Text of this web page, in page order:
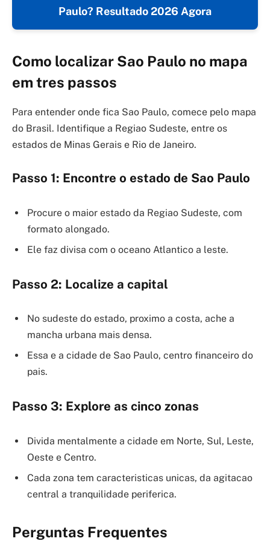
Paulo? Resultado 2026 Agora
Como localizar Sao Paulo no mapa
em tres passos
Para entender onde fica Sao Paulo, comece pelo mapa
do Brasil. Identifique a Regiao Sudeste, entre os
estados de Minas Gerais e Rio de Janeiro.
Passo 1: Encontre o estado de Sao Paulo
Procure o maior estado da Regiao Sudeste, com
formato alongado.
Ele faz divisa com o oceano Atlantico a leste.
Passo 2: Localize a capital
No sudeste do estado, proximo a costa, ache a
mancha urbana mais densa.
Essa e a cidade de Sao Paulo, centro financeiro do
pais.
Passo 3: Explore as cinco zonas
Divida mentalmente a cidade em Norte, Sul, Leste,
Oeste e Centro.
Cada zona tem caracteristicas unicas, da agitacao
central a tranquilidade periferica.
Perguntas Frequentes